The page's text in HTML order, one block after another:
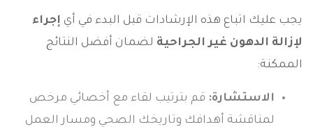
يجب عليك اتباع هذه الإرشادات قبل البدء في أي إجراء
لإزالة الدهون غير الجراحية لضمان أفضل النتائج
الممكنة:
الاستشارة: قم بترتيب لقاء مع أخصائي مرخص
لمناقشة أهدافك وتاريخك الصحي ومسار العمل